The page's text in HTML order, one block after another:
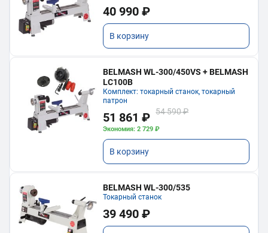
40 990 ₽
В корзину
BELMASH WL-300/450VS + BELMASH
LC100B
Комплект: токарный станок, токарный
патрон
51 861 ₽ 54 590 ₽
Экономия: 2 729 ₽
В корзину
BELMASH WL-300/535
Токарный станок
39 490 ₽